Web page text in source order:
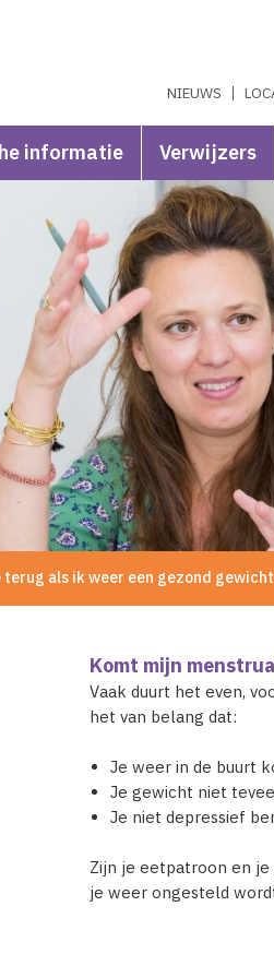
NIEUWS
informatie Verwijzers
als ik weer een gezond
Komt mijn
Vaak duurt het even,
het van belang dat:
Je weer in de buurt
Je gewicht niet
Je niet depressief
Zijn je eetpatroon en
je weer ongesteld